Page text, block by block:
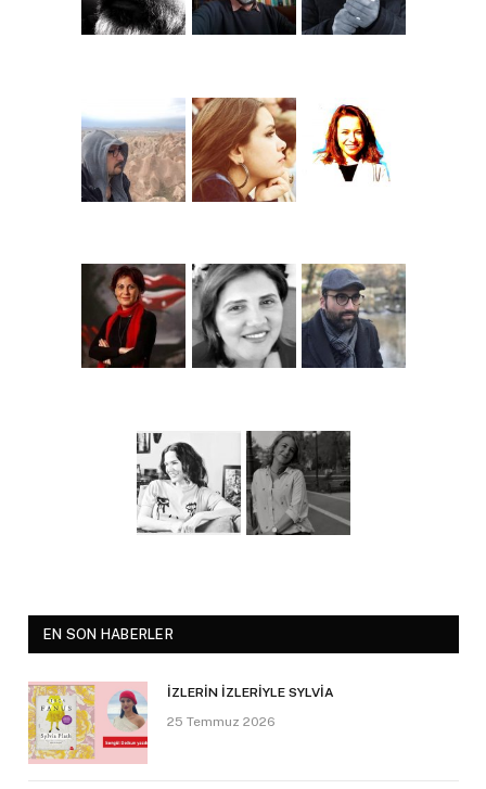
EN SON HABERLER
İZLERİN İZLERİYLE SYLVİA
25 Temmuz 2026